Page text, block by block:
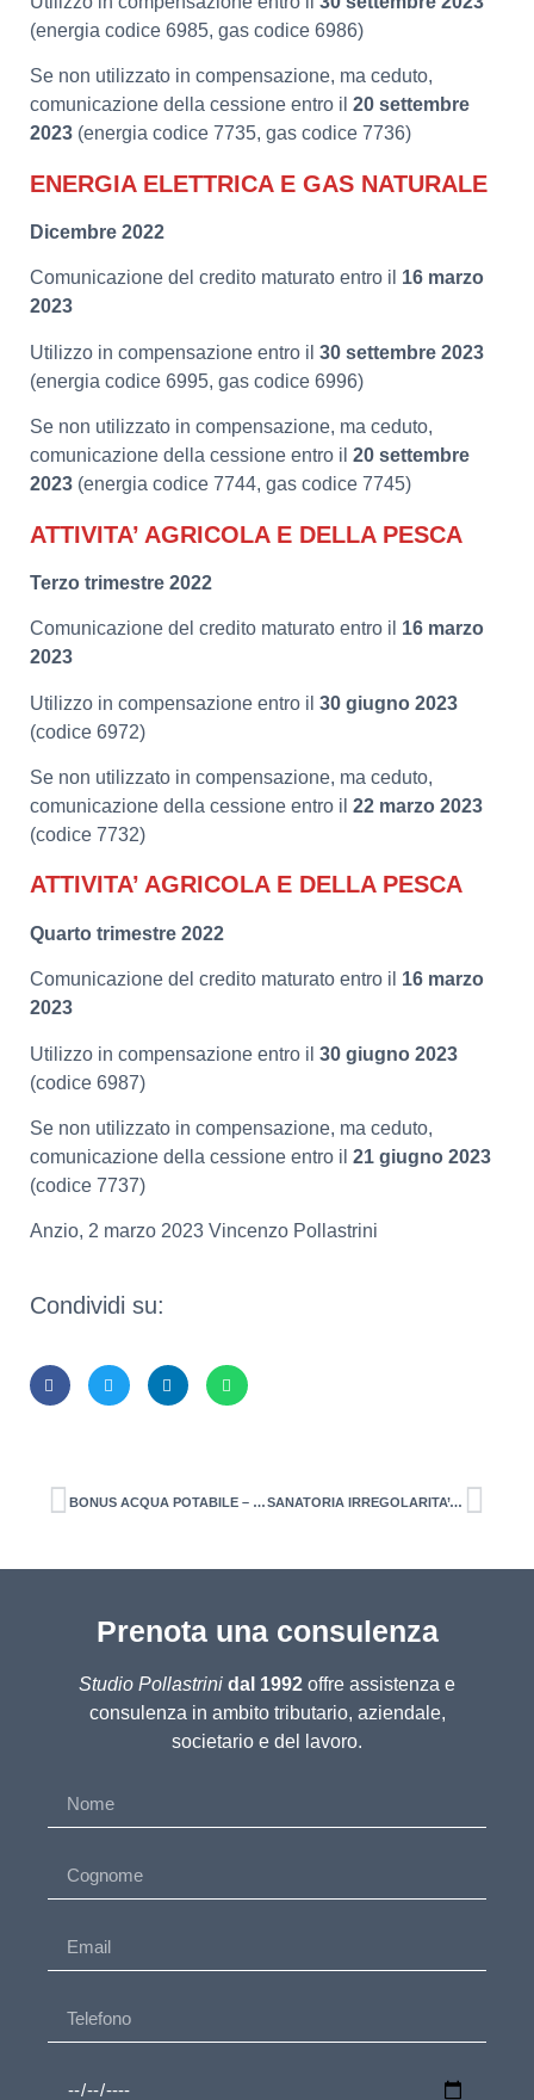
(energia codice 6985, gas codice 6986)
Se non utilizzato in compensazione, ma ceduto,
comunicazione della cessione entro il 20 settembre
2023 (energia codice 7735, gas codice 7736)
ENERGIA ELETTRICA E GAS NATURALE
Dicembre 2022
Comunicazione del credito maturato entro il 16 marzo
2023
Utilizzo in compensazione entro il 30 settembre 2023
(energia codice 6995, gas codice 6996)
Se non utilizzato in compensazione, ma ceduto,
comunicazione della cessione entro il 20 settembre
2023 (energia codice 7744, gas codice 7745)
ATTIVITA’ AGRICOLA E DELLA PESCA
Terzo trimestre 2022
Comunicazione del credito maturato entro il 16 marzo
2023
Utilizzo in compensazione entro il 30 giugno 2023
(codice 6972)
Se non utilizzato in compensazione, ma ceduto,
comunicazione della cessione entro il 22 marzo 2023
(codice 7732)
ATTIVITA’ AGRICOLA E DELLA PESCA
Quarto trimestre 2022
Comunicazione del credito maturato entro il 16 marzo
2023
Utilizzo in compensazione entro il 30 giugno 2023
(codice 6987)
Se non utilizzato in compensazione, ma ceduto,
comunicazione della cessione entro il 21 giugno 2023
(codice 7737)
Anzio, 2 marzo 2023 Vincenzo Pollastrini
Condividi su:
BONUS ACQUA POTABILE – ATTIVATA LA PIATTAFORMA PER LA PRESENTAZIONE DELLE DOMANDE – Istanza entro il 28 febbraio 2023 (spese 2022) SANATORIA IRREGOLARITA’ FORMALI. Modalità e scadenze
Prenota una consulenza
Studio Pollastrini dal 1992 offre assistenza e
consulenza in ambito tributario, aziendale,
societario e del lavoro.